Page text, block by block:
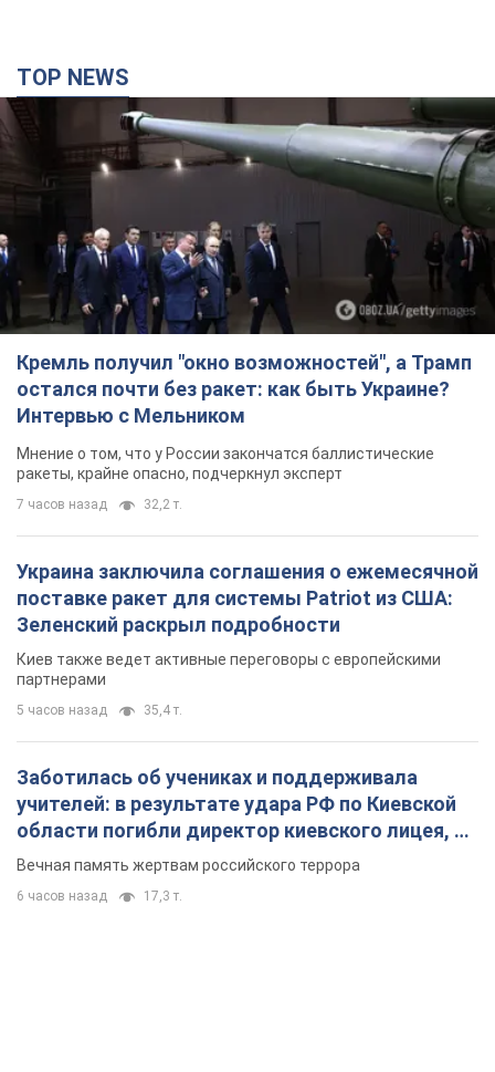
TOP NEWS
Кремль получил "окно возможностей", а Трамп
остался почти без ракет: как быть Украине?
Интервью с Мельником
Мнение о том, что у России закончатся баллистические
ракеты, крайне опасно, подчеркнул эксперт
7 часов назад 32,2 т.
Украина заключила соглашения о ежемесячной
поставке ракет для системы Patriot из США:
Зеленский раскрыл подробности
Киев также ведет активные переговоры с европейскими
партнерами
5 часов назад 35,4 т.
Заботилась об учениках и поддерживала
учителей: в результате удара РФ по Киевской
области погибли директор киевского лицея, её
муж и внук
Вечная память жертвам российского террора
6 часов назад 17,3 т.